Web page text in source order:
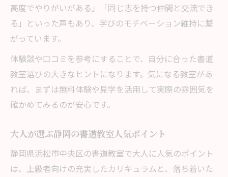
高度でやりがいがある」「同じ志を持つ仲間と交流でき
る」といった声もあり、学びのモチベーション維持に繋
がっています。
体験談や口コミを参考にすることで、自分に合った書道
教室選びの大きなヒントになります。気になる教室があ
れば、まずは無料体験や見学を活用して実際の雰囲気を
確かめてみるのが安心です。
大人が選ぶ静岡の書道教室人気ポイント
静岡県浜松市中央区の書道教室で大人に人気のポイント
は、上級者向けの充実したカリキュラムと、落ち着いた